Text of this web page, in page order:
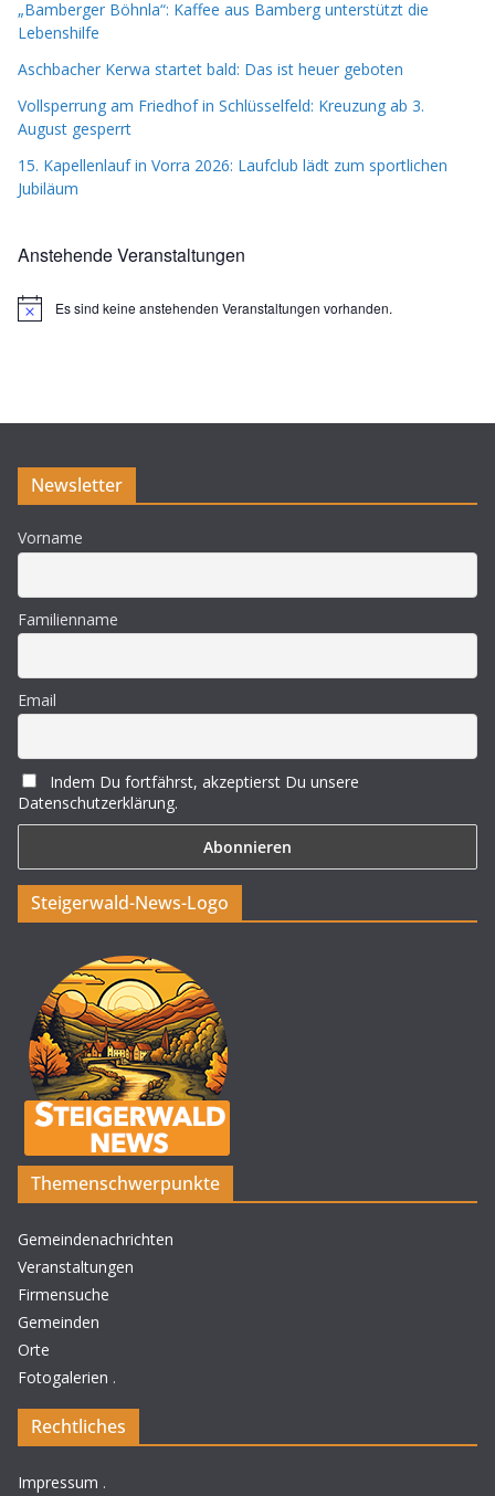
„Bamberger Böhnla“: Kaffee aus Bamberg unterstützt die
Lebenshilfe
Aschbacher Kerwa startet bald: Das ist heuer geboten
Vollsperrung am Friedhof in Schlüsselfeld: Kreuzung ab 3.
August gesperrt
15. Kapellenlauf in Vorra 2026: Laufclub lädt zum sportlichen
Jubiläum
Anstehende Veranstaltungen
H
s
Es sind keine anstehenden Veranstaltungen vorhanden.
Newsletter
Vorname
Familienname
Email
Indem Du fortfährst, akzeptierst Du unsere
Datenschutzerklärung.
Steigerwald-News-Logo
Themenschwerpunkte
Gemeindenachrichten
Veranstaltungen
Firmensuche
Gemeinden
Orte
Fotogalerien .
Rechtliches
Impressum .